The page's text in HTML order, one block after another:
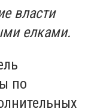
власти
елками.
по